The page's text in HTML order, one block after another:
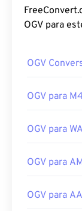
OGV para
OGV
OGV para
OGV para
OGV para
OGV para